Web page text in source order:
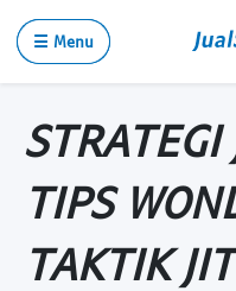
☰ Menu
TIPS
TAKTIK